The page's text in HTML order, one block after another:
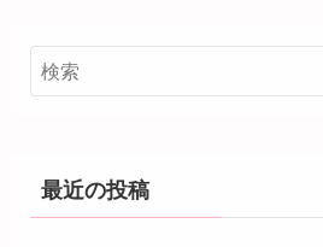
最近の投稿